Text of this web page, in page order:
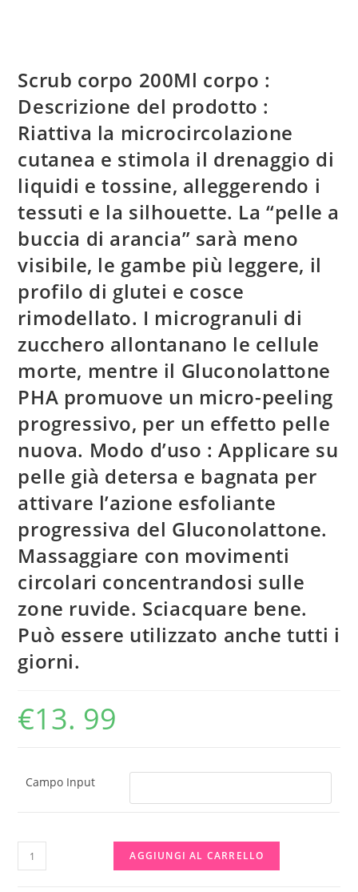
Scrub corpo 200Ml corpo :
Descrizione del prodotto :
Riattiva la microcircolazione
cutanea e stimola il drenaggio di
liquidi e tossine, alleggerendo i
tessuti e la silhouette. La “pelle a
buccia di arancia” sarà meno
visibile, le gambe più leggere, il
profilo di glutei e cosce
rimodellato. I microgranuli di
zucchero allontanano le cellule
morte, mentre il Gluconolattone
PHA promuove un micro-peeling
progressivo, per un effetto pelle
nuova. Modo d’uso : Applicare su
pelle già detersa e bagnata per
attivare l’azione esfoliante
progressiva del Gluconolattone.
Massaggiare con movimenti
circolari concentrandosi sulle
zone ruvide. Sciacquare bene.
Può essere utilizzato anche tutti i
giorni.
€13. 99
Campo Input
Scrub
corpo
AGGIUNGI AL CARRELLO